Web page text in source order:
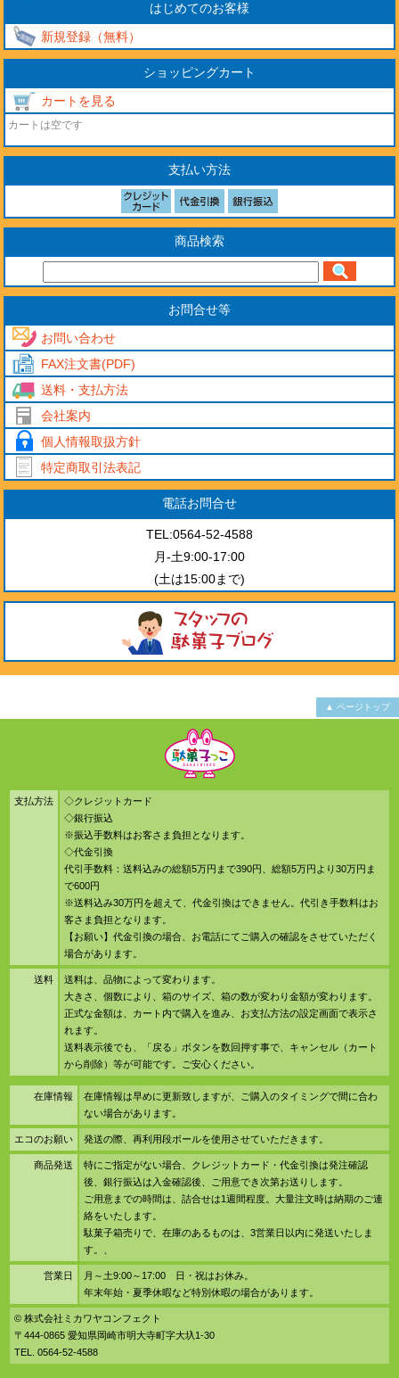
はじめてのお客様
新規登録（無料）
ショッピングカート
カートを見る
カートは空です
支払い方法
商品検索
お問合せ等
お問い合わせ
FAX注文書(PDF)
送料・支払方法
会社案内
個人情報取扱方針
特定商取引法表記
電話お問合せ
TEL:0564-52-4588
月-土9:00-17:00
(土は15:00まで)
▲ ページトップ
支払方法
◇クレジットカード
◇銀行振込
※振込手数料はお客さま負担となります。
◇代金引換
代引手数料：送料込みの総額5万円まで390円、総額5万円より30万円ま
で600円
※送料込み30万円を超えて、代金引換はできません。代引き手数料はお
客さま負担となります。
【お願い】代金引換の場合、お電話にてご購入の確認をさせていただく
場合があります。
送料
送料は、品物によって変わります。
大きさ、個数により、箱のサイズ、箱の数が変わり金額が変わります。
正式な金額は、カート内で購入を進み、お支払方法の設定画面で表示さ
れます。
送料表示後でも、「戻る」ボタンを数回押す事で、キャンセル（カート
から削除）等が可能です。ご安心ください。
在庫情報
在庫情報は早めに更新致しますが、ご購入のタイミングで間に合わ
ない場合があります。
エコのお願い 発送の際、再利用段ボールを使用させていただきます。
商品発送
特にご指定がない場合、クレジットカード・代金引換は発注確認
後、銀行振込は入金確認後、ご用意でき次第お送りします。
ご用意までの時間は、詰合せは1週間程度。大量注文時は納期のご連
絡をいたします。
駄菓子箱売りで、在庫のあるものは、3営業日以内に発送いたしま
す。、
営業日
月～土9:00～17:00 日・祝はお休み。
年末年始・夏季休暇など特別休暇の場合があります。
© 株式会社ミカワヤコンフェクト
〒444-0865 愛知県岡崎市明大寺町字大圦1-30
TEL. 0564-52-4588